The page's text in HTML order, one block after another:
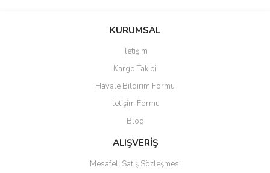
KURUMSAL
İletişim
Kargo Takibi
Havale Bildirim Formu
İletişim Formu
Blog
ALIŞVERİŞ
Mesafeli Satış Sözleşmesi